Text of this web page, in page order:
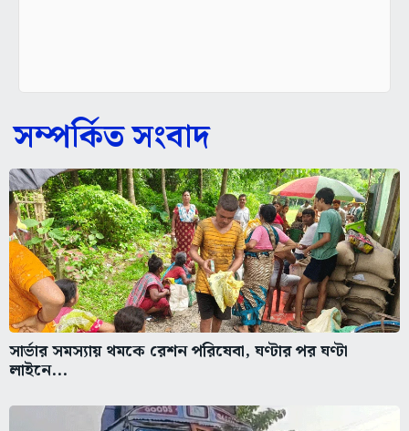
সম্পর্কিত সংবাদ
সার্ভার সমস্যায় থমকে রেশন পরিষেবা, ঘণ্টার পর ঘণ্টা
লাইনে...